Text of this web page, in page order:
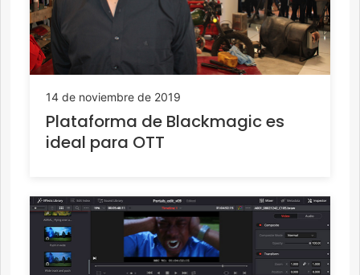
14 de noviembre de 2019
Plataforma de Blackmagic es
ideal para OTT